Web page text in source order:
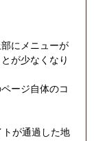
にメニューが
が少なくなり
ージ自体のコ
が通過した地